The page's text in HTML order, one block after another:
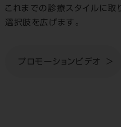
これまでの診療スタイルに取
選択肢を広げます。
プロモーションビデオ